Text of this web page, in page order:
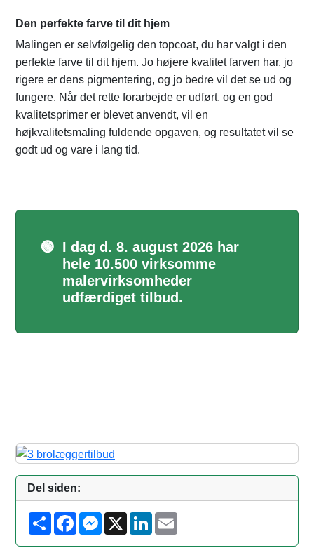
Den perfekte farve til dit hjem
Malingen er selvfølgelig den topcoat, du har valgt i den
perfekte farve til dit hjem. Jo højere kvalitet farven har, jo
rigere er dens pigmentering, og jo bedre vil det se ud og
fungere. Når det rette forarbejde er udført, og en god
kvalitetsprimer er blevet anvendt, vil en
højkvalitetsmaling fuldende opgaven, og resultatet vil se
godt ud og vare i lang tid.
🟢 I dag d. 8. august 2026 har
hele 10.500 virksomme
malervirksomheder
udfærdiget tilbud.
Del siden:
S
h
F
M
X
L